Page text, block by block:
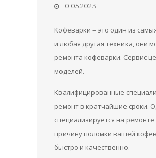
10.05.2023
Кофеварки – это один из
и любая другая техника, они
ремонта кофеварки. Сервис
моделей.
Квалифицированные
ремонт в кратчайшие сроки.
специализируется на
причину поломки вашей
быстро и качественно.